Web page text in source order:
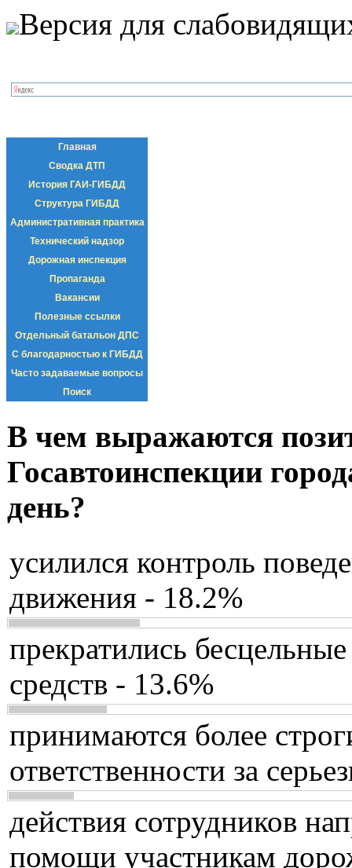
Версия для
Главная
Сводка ДТП
История ГАИ-ГИБДД
Структура ГИБДД
Административная практика
Технический надзор
Дорожная инспекция
Пропаганда
Вакансии
Полезные ссылки
Отдельный батальон ДПС
С благодарностью к ГИБДД
Часто задаваемые вопросы
Поиск
В чем выражаются
Госавтоинспекции
день?
усилился контроль
движения - 18.2%
прекратились
средств - 13.6%
принимаются более
ответственности за
действия сотрудников
помощи участникам